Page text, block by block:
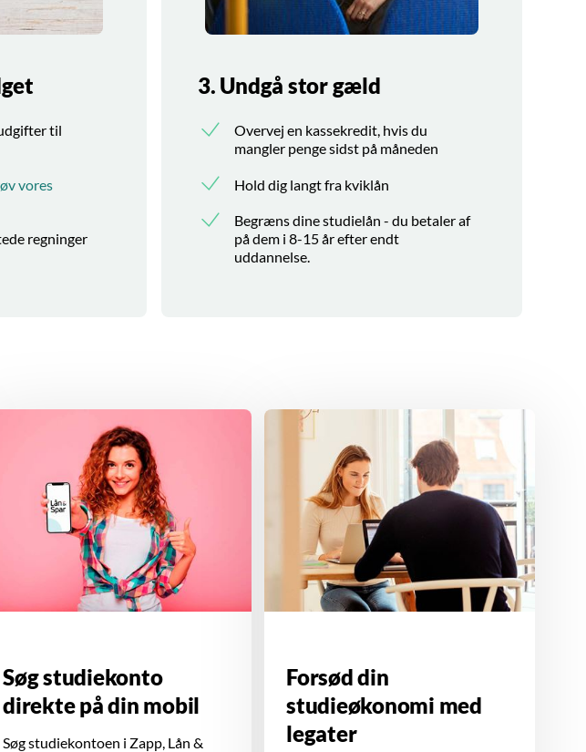
til
vores
regninger
3. Undgå stor gæld
Overvej en kassekredit, hvis du
mangler penge sidst på måneden
Hold dig langt fra kviklån
Begræns dine studielån - du betaler af
på dem i 8-15 år efter endt
uddannelse.
Søg studiekonto
direkte på din mobil
Søg studiekontoen i Zapp, Lån &
Forsød din
studieøkonomi med
legater